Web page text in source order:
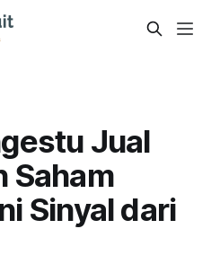
Jual
Saham
Sinyal dari